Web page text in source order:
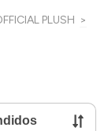
PLUSH >